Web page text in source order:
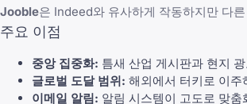
Jooble은 Indeed와 유사하게 작동하지만 다
주요 이점
중앙 집중화: 틈새 산업 게시판과 현지
글로벌 도달 범위: 해외에서 터키로 이
이메일 알림: 알림 시스템이 고도로 맞